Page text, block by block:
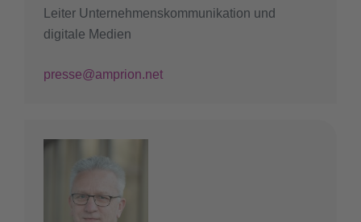
Leiter Unternehmenskommunikation und
digitale Medien
presse@amprion.net